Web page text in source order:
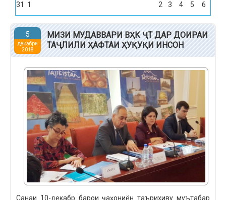
31
1 2 3 4 5 6
5
декабри
2018
МИЗИ МУДАВВАРИ ВҲК ҶТ ДАР ДОИРАИ
ТАҶЛИЛИ ҲАФТАИ ҲУҚУҚИ ИНСОН
Санаи 10-декабр барои ҷаҳониён таърихиву муътабар